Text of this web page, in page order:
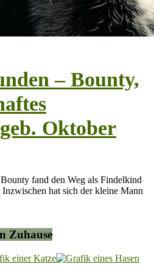
– Bounty,
Oktober
fand den Weg als Findelkind
hat sich der kleine Mann
Zuhause